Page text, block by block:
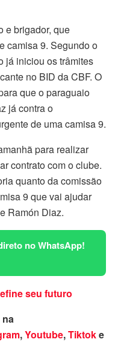
e brigador, que
camisa 9. Segundo o
já iniciou os trâmites
no BID da CBF. O
que o paraguaio
já contra o
de uma camisa 9.
para realizar
contrato com o clube.
quanto da comissão
9 que vai ajudar
Ramón Diaz.
no WhatsApp!
seu futuro
na
,Youtube,Tiktoke